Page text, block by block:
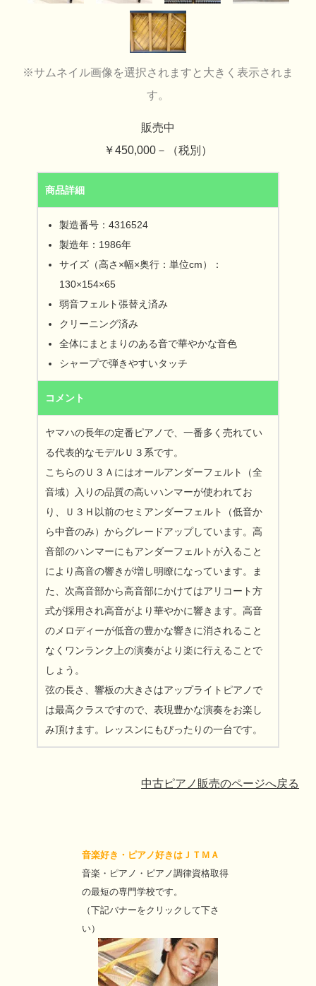
※サムネイル画像を選択されますと大きく表示されま
す。
販売中
￥450,000－（税別）
商品詳細
製造番号：4316524
製造年：1986年
サイズ（高さ×幅×奥行：単位cm）：
130×154×65
弱音フェルト張替え済み
クリーニング済み
全体にまとまりのある音で華やかな音色
シャープで弾きやすいタッチ
コメント
ヤマハの長年の定番ピアノで、一番多く売れてい
る代表的なモデルＵ３系です。
こちらのＵ３Ａにはオールアンダーフェルト（全
音域）入りの品質の高いハンマーが使われてお
り、Ｕ３Ｈ以前のセミアンダーフェルト（低音か
ら中音のみ）からグレードアップしています。高
音部のハンマーにもアンダーフェルトが入ること
により高音の響きが増し明瞭になっています。ま
た、次高音部から高音部にかけてはアリコート方
式が採用され高音がより華やかに響きます。高音
のメロディーが低音の豊かな響きに消されること
なくワンランク上の演奏がより楽に行えることで
しょう。
弦の長さ、響板の大きさはアップライトピアノで
は最高クラスですので、表現豊かな演奏をお楽し
み頂けます。レッスンにもぴったりの一台です。
中古ピアノ販売のページへ戻る
音楽好き・ピアノ好きはＪＴＭＡ
音楽・ピアノ・ピアノ調律資格取得
の最短の専門学校です。
（下記バナーをクリックして下さ
い）